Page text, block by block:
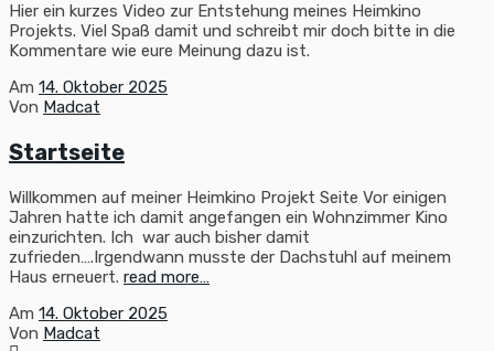
Hier ein kurzes Video zur Entstehung meines Heimkino
Projekts. Viel Spaß damit und schreibt mir doch bitte in die
Kommentare wie eure Meinung dazu ist.
Am 14. Oktober 2025
Von Madcat
Startseite
Willkommen auf meiner Heimkino Projekt Seite Vor einigen
Jahren hatte ich damit angefangen ein Wohnzimmer Kino
einzurichten. Ich war auch bisher damit
zufrieden….Irgendwann musste der Dachstuhl auf meinem
Haus erneuert. read more…
Am 14. Oktober 2025
Von Madcat